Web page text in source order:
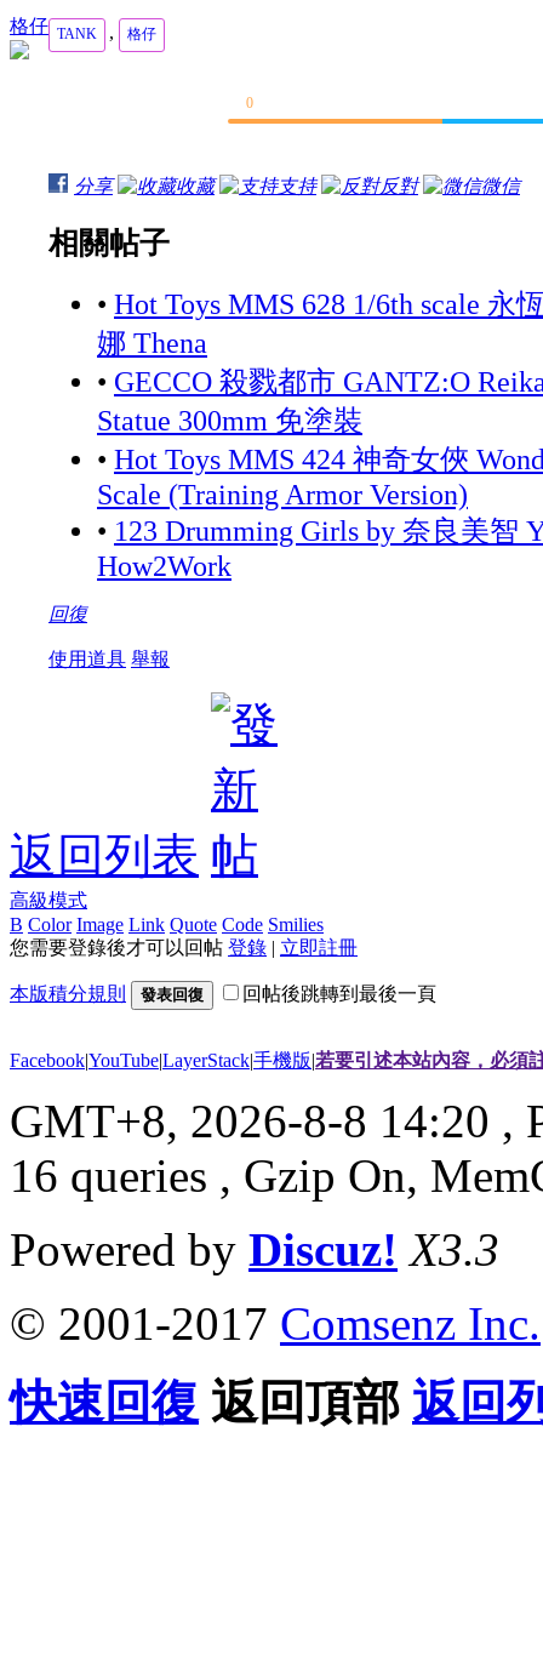
格仔 TANK , 格仔
0
分享 收藏 支持 反對 微信
相關帖子
• Hot Toys MMS 628 1/6th scale 永
娜 Thena
• GECCO 殺戮都市 GANTZ:O
Statue 300mm 免塗裝
• Hot Toys MMS 424 神奇女俠
Scale (Training Armor Version)
• 123 Drumming Girls by 奈良美智
How2Work
回復
使用道具 舉報
返回列表
高級模式
B Color Image Link Quote Code Smilies
您需要登錄後才可以回帖 登錄 | 立即註冊
本版積分規則 發表回復 回帖後跳轉到最後一頁
Facebook|YouTube|LayerStack|手機版|若要引述本站內容，必須
GMT+8, 2026-8-8 14:20 ,
16 queries , Gzip On,
Powered by Discuz! X3.3
© 2001-2017 Comsenz Inc.
快速回復 返回頂部 返回